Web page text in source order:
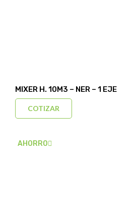
MIXER H. 10M3 – NER – 1 EJE
COTIZAR
AHORRO